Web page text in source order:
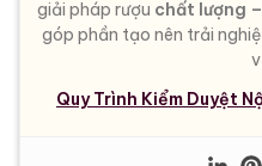
giải pháp rượu chất lượng
góp phần tạo nên trải
Quy Trình Kiểm Duyệt